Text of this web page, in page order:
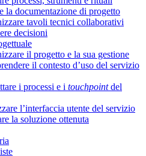
la documentazione di progetto
tavoli tecnici collaborativi
decisioni
il progetto e la sua gestione
il contesto d’uso del servizio
i processi e i touchpointdel
l’interfaccia utente del servizio
la soluzione ottenuta